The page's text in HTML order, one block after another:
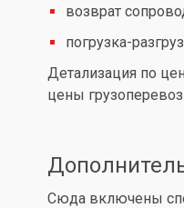
возврат
погрузка-
Детализация по
цены
Сюда включены